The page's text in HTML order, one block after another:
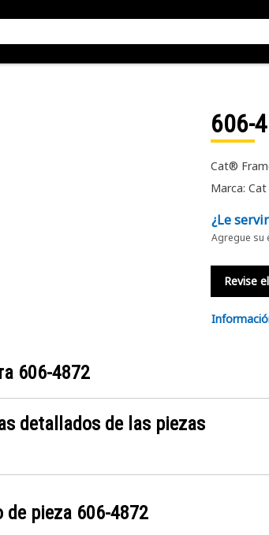
606-
Cat®
Marca: Cat
¿Le
Agregue su
Revise
606-4872
detallados de las piezas
de pieza 606-4872